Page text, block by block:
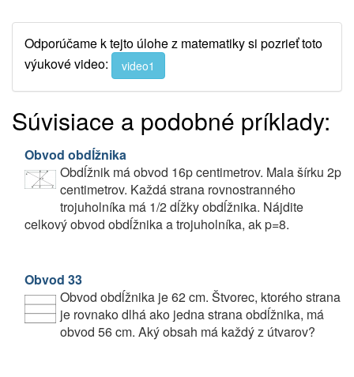
Odporúčame k tejto úlohe z matematiky si pozrieť toto
výukové video:
video1
Súvisiace a podobné príklady:
Obvod obdĺžnika
Obdĺžnik má obvod 16p centimetrov. Mala šírku 2p
centimetrov. Každá strana rovnostranného
trojuholníka má 1/2 dĺžky obdĺžnika. Nájdite
celkový obvod obdĺžnika a trojuholníka, ak p=8.
Obvod 33
Obvod obdĺžnika je 62 cm. Štvorec, ktorého strana
je rovnako dlhá ako jedna strana obdĺžnika, má
obvod 56 cm. Aký obsah má každý z útvarov?